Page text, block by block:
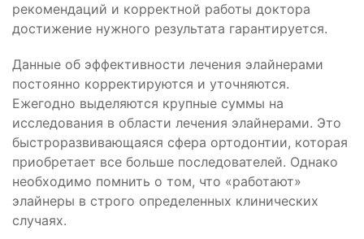
рекомендаций и корректной работы доктора
достижение нужного результата гарантируется.
Данные об эффективности лечения элайнерами
постоянно корректируются и уточняются.
Ежегодно выделяются крупные суммы на
исследования в области лечения элайнерами. Это
быстроразвивающаяся сфера ортодонтии, которая
приобретает все больше последователей. Однако
необходимо помнить о том, что «работают»
элайнеры в строго определенных клинических
случаях.